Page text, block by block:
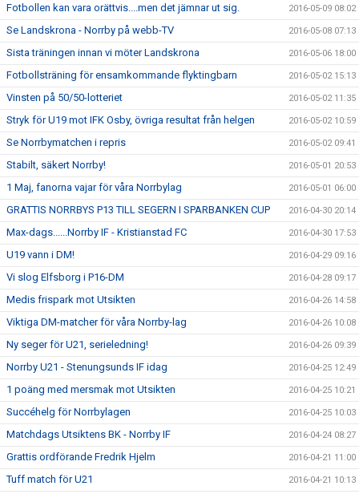
Fotbollen kan vara orättvis....men det jämnar ut sig. 2016-05-09 08:02
Se Landskrona - Norrby på webb-TV 2016-05-08 07:13
Sista träningen innan vi möter Landskrona 2016-05-06 18:00
Fotbollsträning för ensamkommande flyktingbarn 2016-05-02 15:13
Vinsten på 50/50-lotteriet 2016-05-02 11:35
Stryk för U19 mot IFK Osby, övriga resultat från helgen 2016-05-02 10:59
Se Norrbymatchen i repris 2016-05-02 09:41
Stabilt, säkert Norrby! 2016-05-01 20:53
1 Maj, fanorna vajar för våra Norrbylag 2016-05-01 06:00
GRATTIS NORRBYS P13 TILL SEGERN I SPARBANKEN CUP 2016-04-30 20:14
Max-dags......Norrby IF - Kristianstad FC 2016-04-30 17:53
U19 vann i DM! 2016-04-29 09:16
Vi slog Elfsborg i P16-DM 2016-04-28 09:17
Medis frispark mot Utsikten 2016-04-26 14:58
Viktiga DM-matcher för våra Norrby-lag 2016-04-26 10:08
Ny seger för U21, serieledning! 2016-04-26 09:39
Norrby U21 - Stenungsunds IF idag 2016-04-25 12:49
1 poäng med mersmak mot Utsikten 2016-04-25 10:21
Succéhelg för Norrbylagen 2016-04-25 10:03
Matchdags Utsiktens BK - Norrby IF 2016-04-24 08:27
Grattis ordförande Fredrik Hjelm 2016-04-21 11:00
Tuff match för U21 2016-04-21 10:13